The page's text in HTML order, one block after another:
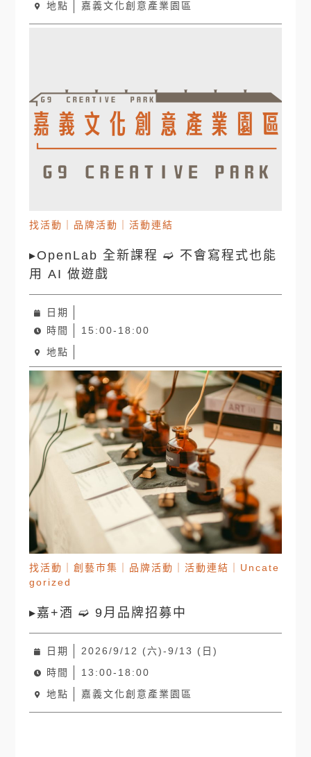
地點 嘉義文化創意產業園區
找活動 品牌活動 ｜活動連結
▸OpenLab 全新課程 ➫ 不會寫程式也能
用 AI 做遊戲
日期
時間
15:00-18:00
地點
找活動 ｜創藝市集 品牌活動 ｜活動連結
Uncate
gorized
▸嘉+酒 ➫ 9月品牌招募中
日期
2026/9/12 (六)-9/13 (日)
時間
13:00-18:00
地點
嘉義文化創意產業園區